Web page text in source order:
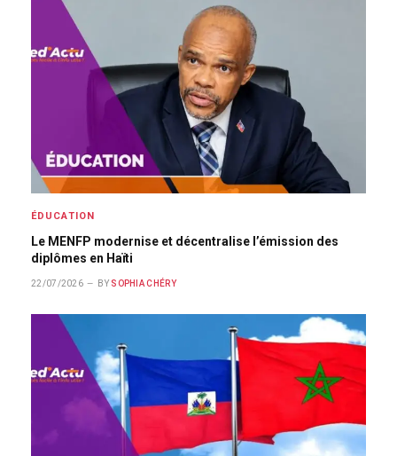
ÉDUCATION
Le MENFP modernise et décentralise l’émission des
diplômes en Haïti
22/07/2026 BY SOPHIA CHÉRY